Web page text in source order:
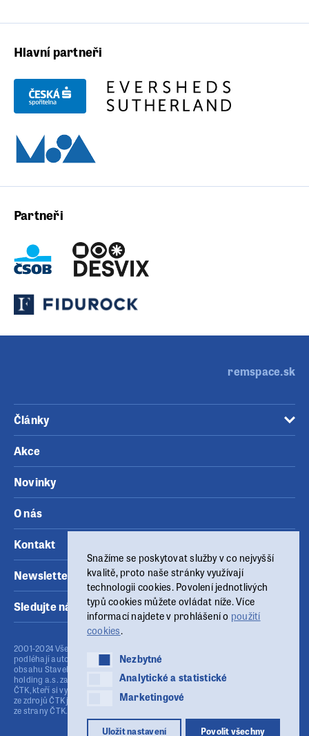
Hlavní partneři
Partneři
remspace.sk
Články
Akce
Novinky
O nás
Kontakt
Newsletter
Sledujte nás
2001-2024 Všechny materiály zveřejněné na těchto www stránkách
podléhají autorskému zákonu (č.121/2000 Sb.). Publikování nebo šíření
obsahu Stavebního fóra je bez písemného souhlasu provozovatele MSG
holding a.s. zakázáno. Stavební fórum využívá agenturní zpravodajství
ČTK, kteří si vyhrazují veškerá práva. Publikování nebo další šíření obsahu
ze zdrojů ČTK je výslovně zakázáno bez předchozího písemného souhlasu
ze strany ČTK. ISSN: 1213-9785
Snažíme se poskytovat služby v co nejvyšší
kvalitě, proto naše stránky využívají
technologii cookies. Povolení jednotlivých
typů cookies můžete ovládat níže. Více
informací najdete v prohlášení o použití
cookies.
NezbytnéNezbytné
Analytické a statistické
Analytické a statistické
Marketingové
Marketingové
Uložit nastavení Povolit všechny